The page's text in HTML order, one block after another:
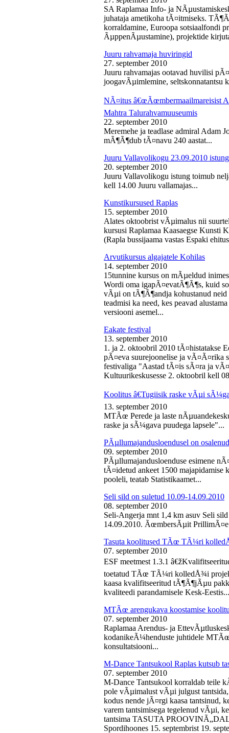
SA Raplamaa Info- ja
juhataja ametikoha tÃ¤itmiseks.
korraldamine, Euroopa sotsiaalfondi
ÃµppenÃµustamine), projektide
Juuru rahvamaja huviringid
27. september 2010
Juuru rahvamajas ootavad huvilisi
joogavÃµimlemine, seltskonnatantsu
NÃ¤itus â€œÃœmbermaailmareisist
Mahtra Talurahvamuuseumis
22. september 2010
Meremehe ja teadlase admiral Adam
mÃ¶Ã¶dub tÃ¤navu 240 aastat...
Juuru Vallavolikogu 23.09.2010 istung
20. september 2010
Juuru Vallavolikogu istung toimub
kell 14.00 Juuru vallamajas...
Kunstikursused Raplas
15. september 2010
Alates oktoobrist vÃµimalus nii
kursusi Raplamaa Kaasaegse Kunsti
(Rapla bussijaama vastas Espaki
Arvutikursus algajatele Kohilas
14. september 2010
15tunnine kursus on mÃµeldud
Wordi oma igapÃ¤evatÃ¶Ã¶s, kuid
vÃµi on tÃ¶Ã¶andja kohustanud neid
teadmisi ka need, kes peavad
versiooni asemel...
Eakate festival
13. september 2010
1. ja 2. oktoobril 2010 tÃ¤histatakse
pÃ¤eva suurejoonelise ja vÃ¤Ã¤rika
festivaliga "Aastad tÃ¤is sÃ¤ra ja
Kultuurikeskusesse 2. oktoobril kell
Koolitus â€Tugiisik raske vÃµi
13. september 2010
MTÃœ Perede ja laste
raske ja sÃ¼gava puudega lapsele"...
PÃµllumajandusloendusel on
09. september 2010
PÃµllumajandusloenduse esimene
tÃ¤idetud ankeet 1500 majapidamise
pooleli, teatab Statistikaamet...
Seli sild on suletud 10.09-14.09.2010
08. september 2010
Seli-Angerja mnt 1,4 km asuv Seli
14.09.2010. ÃœmbersÃµit
Tasuta koolitused TÃœ TÃ¼ri
07. september 2010
ESF meetmest 1.3.1
toetatud TÃœ TÃ¼ri kolledÅ¾i
kaasa kvalifitseeritud tÃ¶Ã¶jÃµu
kvaliteedi parandamisele Kesk-Eestis...
MTÃœ arengukava koostamise
07. september 2010
Raplamaa Arendus- ja
kodanikeÃ¼henduste juhtidele
konsultatsiooni...
M-Dance Tantsukool Raplas kutsub
07. september 2010
M-Dance Tantsukool korraldab teile
pole vÃµimalust vÃµi julgust
kodus nende jÃ¤rgi kaasa tantsinud,
varem tantsimisega tegelenud vÃµi,
tantsima TASUTA
Spordihoones 15. septembrist 19.